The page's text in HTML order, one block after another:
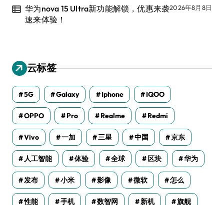
华为nova 15 Ultra新功能解锁，优惠来袭
速来体验！
2026年8月8日
云标签
5G Galaxy Iphone IQOO
OPPO Pro Realme Redmi
Vivo 一加 三星 中国 京东
人工智能 体验 全球 区块 华为
发布 小米 影像 微软 怎么
性能 手机 数智网 新机 旗舰